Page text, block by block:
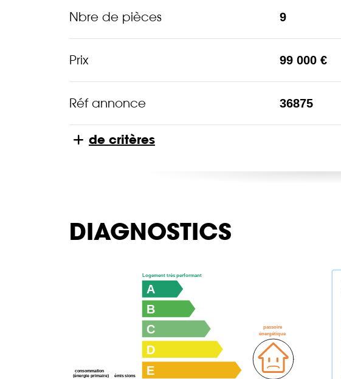
Nbre de pièces 9
Prix 99 000 €
Réf annonce 36875
de critères
DIAGNOSTICS
consommation
(énergie primaire) émissions
passoire
énergétique
E
D
C
B
A
Logement très performant